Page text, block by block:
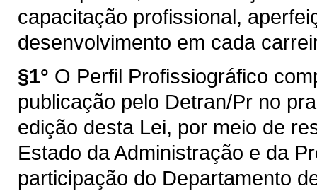
capacitação profissional,
desenvolvimento em cada
§1° O Perfil Profissiográfico
publicação pelo Detran/Pr no
edição desta Lei, por meio de
Estado da Administração e da
participação do Departamento